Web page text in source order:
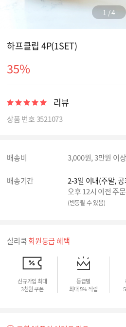
1 /4
하프클립 4P(1SET)
35%
리뷰
상품 번호 3521073
배송비 3,000원, 3만원 이
배송기간
2-3일 이내(주말,
오후 12시 이전 주
(변동될 수 있음)
실리쿡회원등급 혜택
신규가입 최대
3천원 쿠폰
등급별
최대 5% 적립